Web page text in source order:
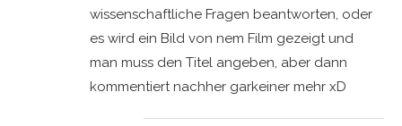
wissenschaftliche Fragen beantworten, oder
es wird ein Bild von nem Film gezeigt und
man muss den Titel angeben, aber dann
kommentiert nachher garkeiner mehr xD